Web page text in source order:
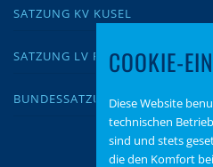
SATZUNG KV KUSEL
SATZUNG LV RLP
BUNDESSATZUNG
COOKIE-
Diese Website
technischen
sind und stets
die den Komfort